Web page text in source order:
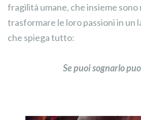
fragilità umane, che insieme sono
trasformare le loro passioni in un
che spiega tutto:
Se puoi sognarlo